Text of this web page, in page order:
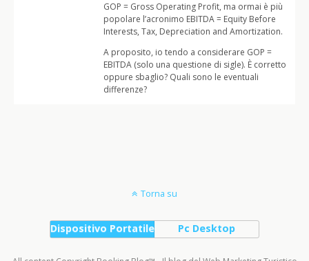
GOP = Gross Operating Profit, ma ormai è più
popolare l’acronimo EBITDA = Equity Before
Interests, Tax, Depreciation and Amortization.
A proposito, io tendo a considerare GOP =
EBITDA (solo una questione di sigle). È corretto
oppure sbaglio? Quali sono le eventuali
differenze?
Torna su
Dispositivo Portatile Pc Desktop